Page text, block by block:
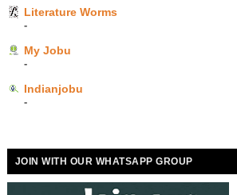
Literature Worms
-
My Jobu
-
Indianjobu
-
JOIN WITH OUR WHATSAPP GROUP